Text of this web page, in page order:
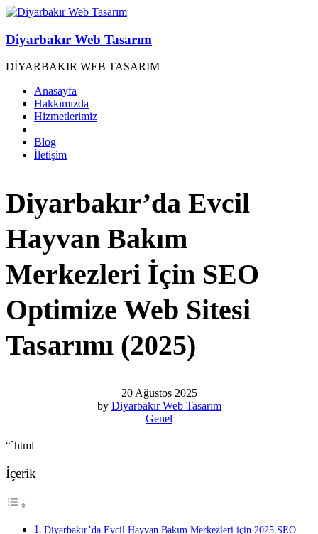
Diyarbakır Web Tasarım
DİYARBAKIR WEB TASARIM
Anasayfa
Hakkımızda
Hizmetlerimiz
Blog
İletişim
Diyarbakır’da Evcil
Hayvan Bakım
Merkezleri İçin SEO
Optimize Web Sitesi
Tasarımı (2025)
20 Ağustos 2025
by Diyarbakır Web Tasarım
Genel
“`html
İçerik
Diyarbakır’da Evcil Hayvan Bakım Merkezleri için 2025 SEO